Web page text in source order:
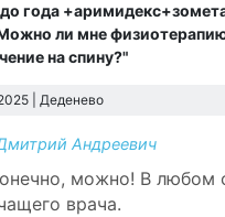
года
ли мне
на спину?"
| Деденево
Андреевич
можно! В любом
врача.